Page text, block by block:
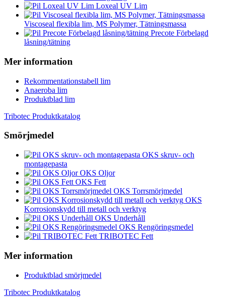
Loxeal UV Lim
Viscoseal flexibla lim, MS Polymer, Tätningsmassa
Precote Förbelagd
låsning/tätning
Mer information
Rekommentationstabell lim
Anaeroba lim
Produktblad lim
Tribotec Produktkatalog
Smörjmedel
OKS skruv- och
montagepasta
OKS Oljor
OKS Fett
OKS Torrsmörjmedel
OKS
Korrosionskydd till metall och verktyg
OKS Underhåll
OKS Rengöringsmedel
TRIBOTEC Fett
Mer information
Produktblad smörjmedel
Tribotec Produktkatalog